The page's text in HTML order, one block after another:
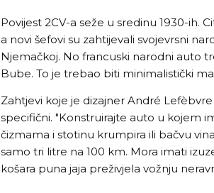
Povijest 2CV-a seže u sredinu 1930-ih.
a novi šefovi su zahtijevali svojevrsni
Njemačkoj. No francuski narodni auto
Bube. To je trebao biti minimalistički
Zahtjevi koje je dizajner André
specifični. "Konstruirajte auto u kojem
čizmama i stotinu krumpira ili bačvu
samo tri litre na 100 km. Mora imati
košara puna jaja preživjela vožnju